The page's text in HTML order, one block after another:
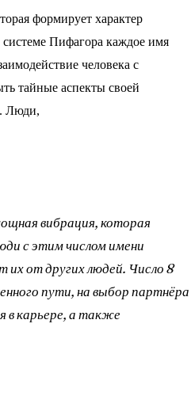
формирует характер
Пифагора каждое имя
человека с
тайные аспекты своей
Люди,
вибрация, которая
с этим числом имени
от других людей. Число 8
пути, на выбор партнёра
в карьере, а также